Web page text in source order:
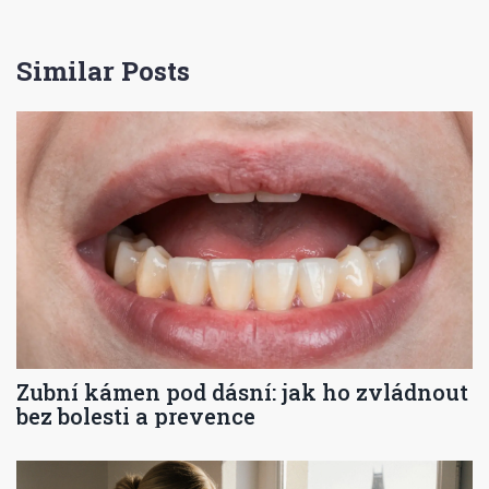
Similar Posts
Zubní kámen pod dásní: jak ho zvládnout
bez bolesti a prevence